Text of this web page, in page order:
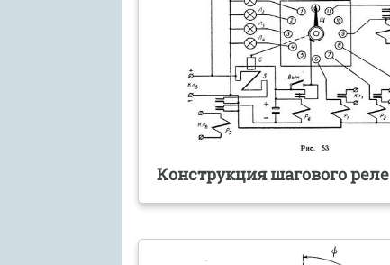
Конструкция шагового реле